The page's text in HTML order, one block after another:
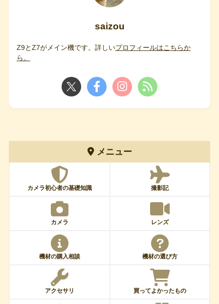
saizou
Z9とZ7がメイン機です。詳しいプロフィールはこちらか
ら。
メニュー
カメラ初心者の基礎知識 撮影記
カメラ レンズ
機材の購入相談 機材の選び方
アクセサリ 買ってよかったもの